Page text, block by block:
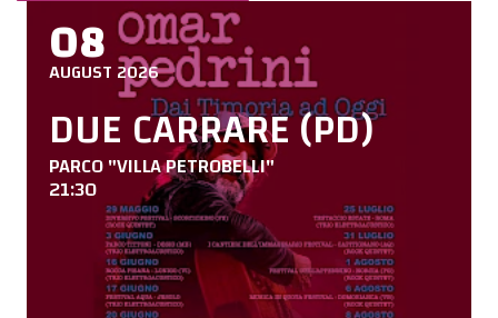
08
AUGUST 2026
DUE CARRARE (PD)
PARCO "VILLA PETROBELLI"
21:30